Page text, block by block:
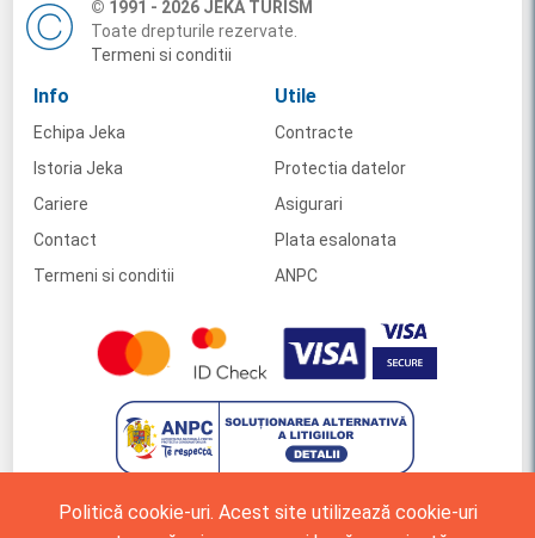
Politică cookie-uri. Acest site utilizează cookie-uri
© 1991 - 2026 JEKA TURISM
Toate drepturile rezervate.
Termeni si conditii
Info
Echipa Jeka
Istoria Jeka
Cariere
Contact
Termeni si conditii
Utile
Contracte
Protectia datelor
Asigurari
Plata esalonata
ANPC